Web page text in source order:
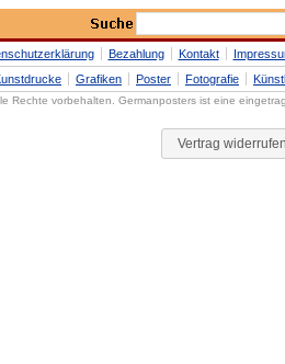
Bezahlung Kontakt
Grafiken Poster Fotografie
Rechte vorbehalten. Germanposters ist eine
Vertrag